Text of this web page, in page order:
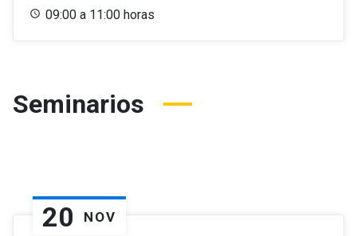
09:00 a 11:00 horas
Seminarios
20 NOV